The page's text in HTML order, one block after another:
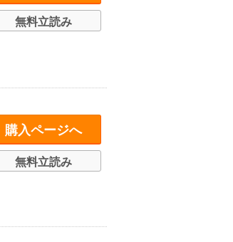
無料立読み
購入ページへ
無料立読み